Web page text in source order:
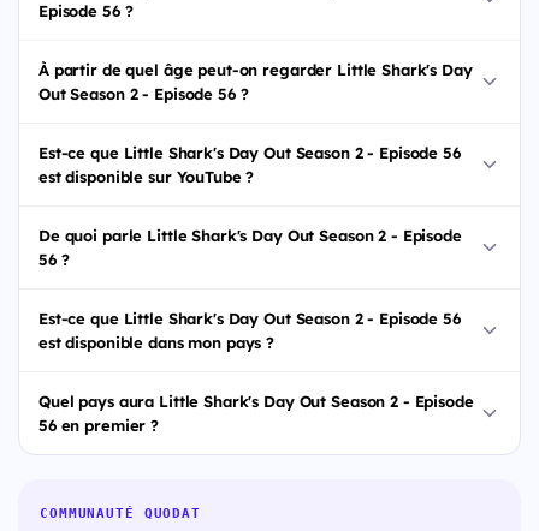
Episode 56 ?
À partir de quel âge peut-on regarder Little Shark's Day
Out Season 2 - Episode 56 ?
Est-ce que Little Shark's Day Out Season 2 - Episode 56
est disponible sur YouTube ?
De quoi parle Little Shark's Day Out Season 2 - Episode
56 ?
Est-ce que Little Shark's Day Out Season 2 - Episode 56
est disponible dans mon pays ?
Quel pays aura Little Shark's Day Out Season 2 - Episode
56 en premier ?
COMMUNAUTÉ QUODAT